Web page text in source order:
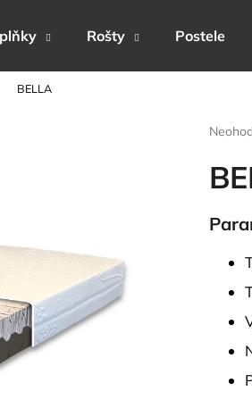
Rošty Postele
BELLA
je
z
5
Co potřebujete najít?